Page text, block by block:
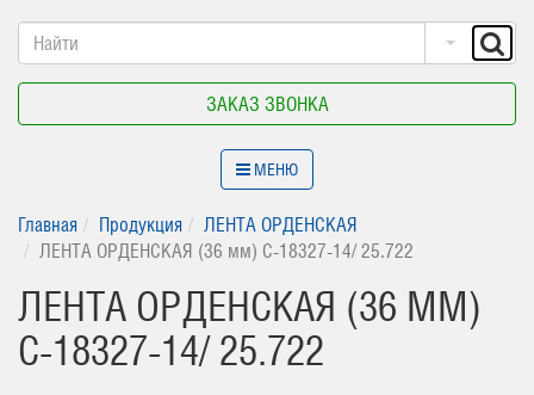
ЗАКАЗ ЗВОНКА
МЕНЮ
Главная Продукция
ЛЕНТА ОРДЕНСКАЯ
ЛЕНТА ОРДЕНСКАЯ (36 мм) С-18327-14/ 25.722
ЛЕНТА ОРДЕНСКАЯ (36 ММ)
С-18327-14/ 25.722